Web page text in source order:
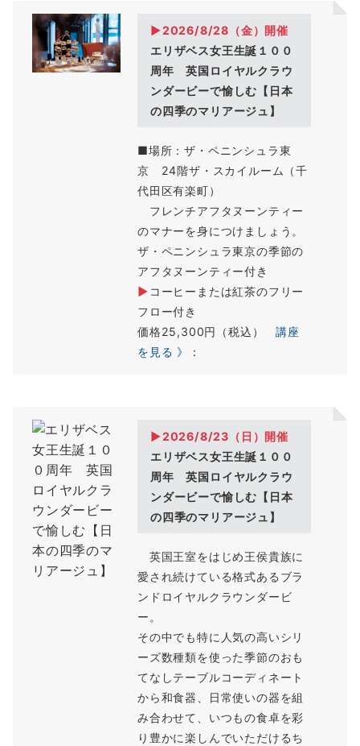
▶2026/8/28（金）開催
エリザベス女王生誕１００
周年 英国ロイヤルクラウ
ンダービーで愉しむ【日本
の四季のマリアージュ】
■場所：ザ・ペニンシュラ東
京 24階ザ・スカイルーム（千
代田区有楽町）
フレンチアフタヌーンティー
のマナーを身につけましょう。
ザ・ペニンシュラ東京の季節の
アフタヌーンティー付き
▶ コーヒーまたは紅茶のフリー
フロー付き
価格25,300円（税込）講座
を見る 》
：
▶2026/8/23（ 日 ）開催
エリザベス女王生誕１００
周年 英国ロイヤルクラウ
ンダービーで愉しむ【日本
の四季のマリアージュ】
英国王室をはじめ王侯貴族に
愛され続けている格式あるブラ
ンドロイヤルクラウンダービ
ー。
その中でも特に人気の高いシリ
ーズ数種類を使った季節のおも
てなしテーブルコーディネート
から和食器、日常使いの器を組
み合わせて、いつもの食卓を彩
り豊かに楽しんでいただけるち